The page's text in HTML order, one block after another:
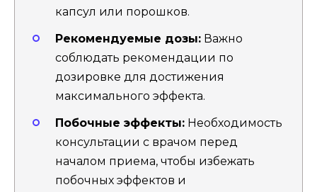
капсул или порошков.
Рекомендуемые дозы: Важно
соблюдать рекомендации по
дозировке для достижения
максимального эффекта.
Побочные эффекты: Необходимость
консультации с врачом перед
началом приема, чтобы избежать
побочных эффектов и